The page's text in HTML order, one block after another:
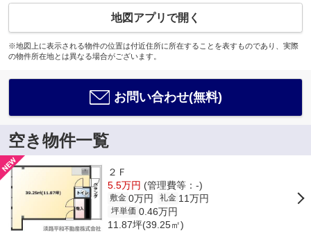
地図アプリで開く
※地図上に表示される物件の位置は付近住所に所在することを表すものであり、実際
の物件所在地とは異なる場合がございます。
お問い合わせ(無料)
空き物件一覧
２Ｆ
5.5万円 (管理費等：-)
敷金 0万円 礼金 11万円
坪単価 0.46万円
11.87坪(39.25㎡)